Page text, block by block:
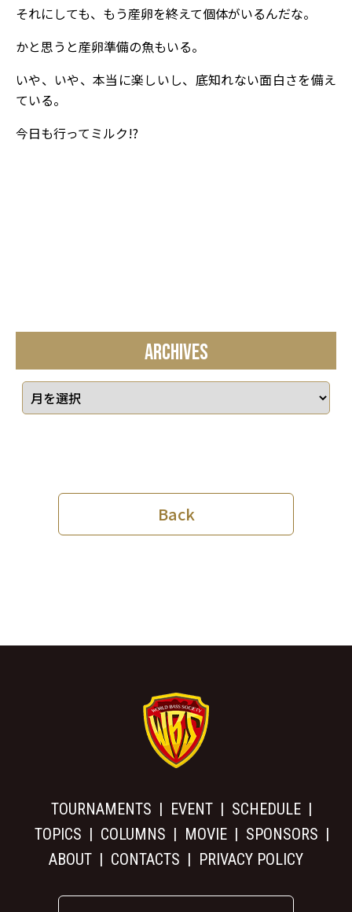
それにしても、もう産卵を終えて個体がいるんだな。
かと思うと産卵準備の魚もいる。
いや、いや、本当に楽しいし、底知れない面白さを備え
ている。
今日も行ってミルク!?
ARCHIVES
Back
TOURNAMENTS EVENT
SCHEDULE
TOPICS
COLUMNS MOVIE
SPONSORS
ABOUT
CONTACTS PRIVACY POLICY